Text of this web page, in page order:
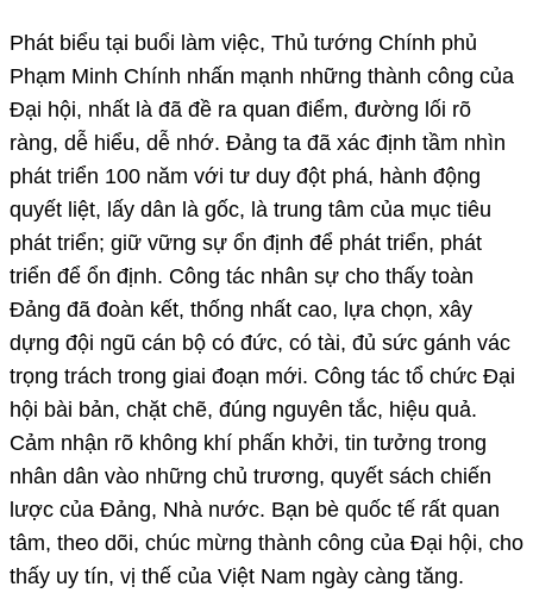
Phát biểu tại buổi làm việc, Thủ tướng Chính phủ
Phạm Minh Chính nhấn mạnh những thành công của
Đại hội, nhất là đã đề ra quan điểm, đường lối rõ
ràng, dễ hiểu, dễ nhớ. Đảng ta đã xác định tầm nhìn
phát triển 100 năm với tư duy đột phá, hành động
quyết liệt, lấy dân là gốc, là trung tâm của mục tiêu
phát triển; giữ vững sự ổn định để phát triển, phát
triển để ổn định. Công tác nhân sự cho thấy toàn
Đảng đã đoàn kết, thống nhất cao, lựa chọn, xây
dựng đội ngũ cán bộ có đức, có tài, đủ sức gánh vác
trọng trách trong giai đoạn mới. Công tác tổ chức Đại
hội bài bản, chặt chẽ, đúng nguyên tắc, hiệu quả.
Cảm nhận rõ không khí phấn khởi, tin tưởng trong
nhân dân vào những chủ trương, quyết sách chiến
lược của Đảng, Nhà nước. Bạn bè quốc tế rất quan
tâm, theo dõi, chúc mừng thành công của Đại hội, cho
thấy uy tín, vị thế của Việt Nam ngày càng tăng.